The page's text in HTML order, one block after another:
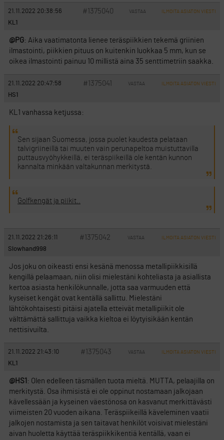
21.11.2022 20:38:56 #1375040 VASTAA ILMOITA ASIATON VIESTI
KL1
@PG: Aika vaatimatonta lienee teräspiikkien tekemä griinien
ilmastointi, piikkien pituus on kuitenkin luokkaa 5 mm, kun se
oikea ilmastointi painuu 10 millistä aina 35 senttimetriin saakka.
21.11.2022 20:47:58 #1375041 VASTAA ILMOITA ASIATON VIESTI
HS1
KL1 vanhassa ketjussa:
Sen sijaan Suomessa, jossa puolet kaudesta pelataan
talvigriineillä tai muuten vain perunapeltoa muistuttavilla
puttausvyöhykkeillä, ei teräspiikeillä ole kentän kunnon
kannalta minkään valtakunnan merkitystä.
Golfkengät ja piikit..
21.11.2022 21:26:11 #1375042 VASTAA ILMOITA ASIATON VIESTI
Slowhand998
Jos joku on oikeasti ensi kesänä menossa metallipiikkisillä
kengillä pelaamaan, niin olisi mielestäni kohteliasta ja asiallista
kertoa asiasta henkilökunnalle, jotta saa varmuuden että
kyseiset kengät ovat kentällä sallittu. Mielestäni
lähtökohtaisesti pitäisi ajatella etteivät metallipiikit ole
välttämättä sallittuja vaikka kieltoa ei löytyisikään kentän
nettisivuilta.
21.11.2022 21:43:10 #1375043 VASTAA ILMOITA ASIATON VIESTI
KL1
@HS1 : Olen edelleen täsmällen tuota mieltä. MUTTA, pelaajilla on
merkitystä. Osa ihmisistä ei ole oppinut nostamaan jalkojaan
kävellessään ja kyseinen väestönosa on kasvanut merkittävästi
viimeisten 20 vuoden aikana. Teräspiikeillä käveleminen vaatii
jalkojen nostamista ja sen taitavat henkilöt voisivat mielestäni
aivan huoletta käyttää teräspiikkikentiä kentällä, vaan ei